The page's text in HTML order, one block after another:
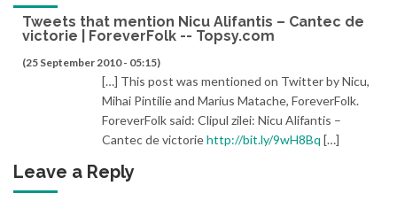
Tweets that mention Nicu Alifantis – Cantec de
victorie | ForeverFolk -- Topsy.com
(25 September 2010 - 05:15)
[…] This post was mentioned on Twitter by Nicu,
Mihai Pintilie and Marius Matache, ForeverFolk.
ForeverFolk said: Clipul zilei: Nicu Alifantis –
Cantec de victoriehttp://bit.ly/9wH8Bq […]
Leave a Reply